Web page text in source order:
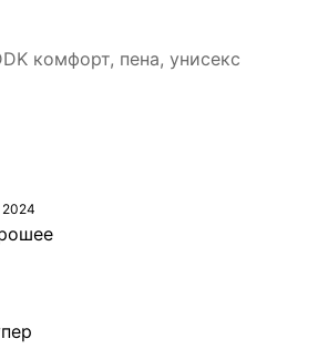
комфорт, пена, унисекс